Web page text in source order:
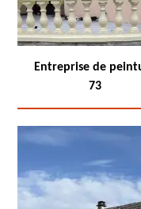
Entreprise de
73